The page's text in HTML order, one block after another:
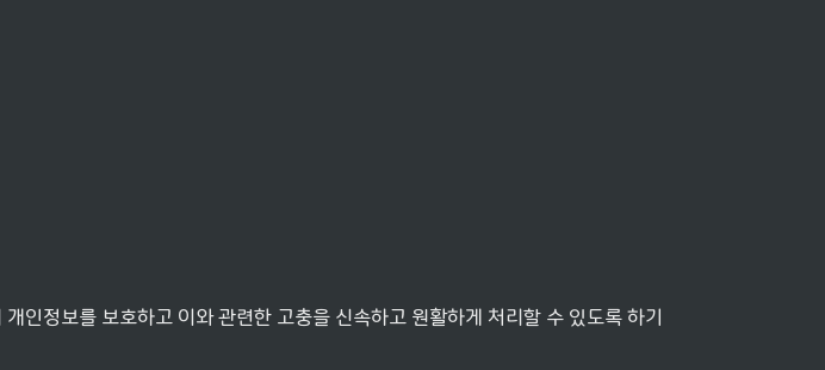
인정보를 보호하고 이와 관련한 고충을 신속하고 원활하게 처리할 수 있도록 하기